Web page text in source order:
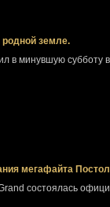
родной земле.
в минувшую субботу
мегафайта
состоялась